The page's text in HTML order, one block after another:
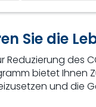
Sie die
des
bietet
und die